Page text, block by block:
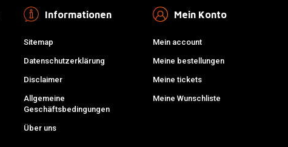
Informationen
Sitemap
Datenschutzerklärung
Disclaimer
Allgemeine
Geschäftsbedingungen
Über uns
Mein Konto
Mein account
Meine bestellungen
Meine tickets
Meine Wunschliste